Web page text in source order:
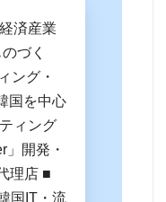
済産業
づく
ング・
国を中心
ィング
開発・
理店 ■
国IT・流